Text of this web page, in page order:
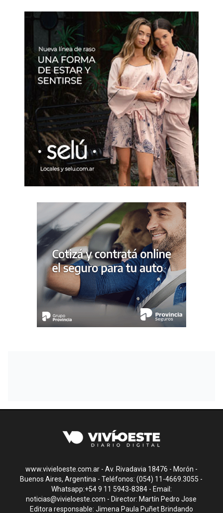
www.vivieloeste.com.ar - Av. Rivadavia 18476 - Morón -
Buenos Aires, Argentina - Teléfonos: (054) 11-4669.3055 -
Whatsapp:+54 9 11 5943-8384 - Email:
noticias@vivieloeste.com - Director: Martín Pedro Jose
Editora responsable: Jimena Paula Puñet Brindando